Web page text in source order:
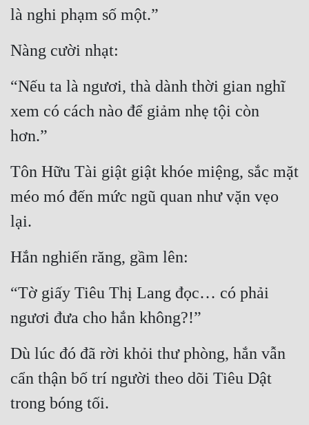
Hệ Thống
Khoa Huyễn Không Gian
Kỳ Huyễn
Kỳ Ảo
Linh Dị
Làm Giàu
Lịch Sử
Mưu Mô
Mỹ Thực
Ngôn Tình
là nghi phạm số một.”
Nàng cười nhạt:
“Nếu ta là ngươi, thà dành thời gian nghĩ
xem có cách nào để giảm nhẹ tội còn
hơn.”
Tôn Hữu Tài giật giật khóe miệng, sắc mặt
méo mó đến mức ngũ quan như vặn vẹo
lại.
Hắn nghiến răng, gầm lên:
“Tờ giấy Tiêu Thị Lang đọc… có phải
ngươi đưa cho hắn không?!”
Dù lúc đó đã rời khỏi thư phòng, hắn vẫn
cẩn thận bố trí người theo dõi Tiêu Dật
trong bóng tối.